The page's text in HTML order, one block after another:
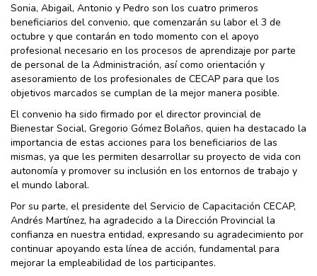
Sonia, Abigail, Antonio y Pedro son los cuatro primeros
beneficiarios del convenio, que comenzarán su labor el 3 de
octubre y que contarán en todo momento con el apoyo
profesional necesario en los procesos de aprendizaje por parte
de personal de la Administración, así como orientación y
asesoramiento de los profesionales de CECAP para que los
objetivos marcados se cumplan de la mejor manera posible.
El convenio ha sido firmado por el director provincial de
Bienestar Social, Gregorio Gómez Bolaños, quien ha destacado la
importancia de estas acciones para los beneficiarios de las
mismas, ya que les permiten desarrollar su proyecto de vida con
autonomía y promover su inclusión en los entornos de trabajo y
el mundo laboral.
Por su parte, el presidente del Servicio de Capacitación CECAP,
Andrés Martínez, ha agradecido a la Dirección Provincial la
confianza en nuestra entidad, expresando su agradecimiento por
continuar apoyando esta línea de acción, fundamental para
mejorar la empleabilidad de los participantes.